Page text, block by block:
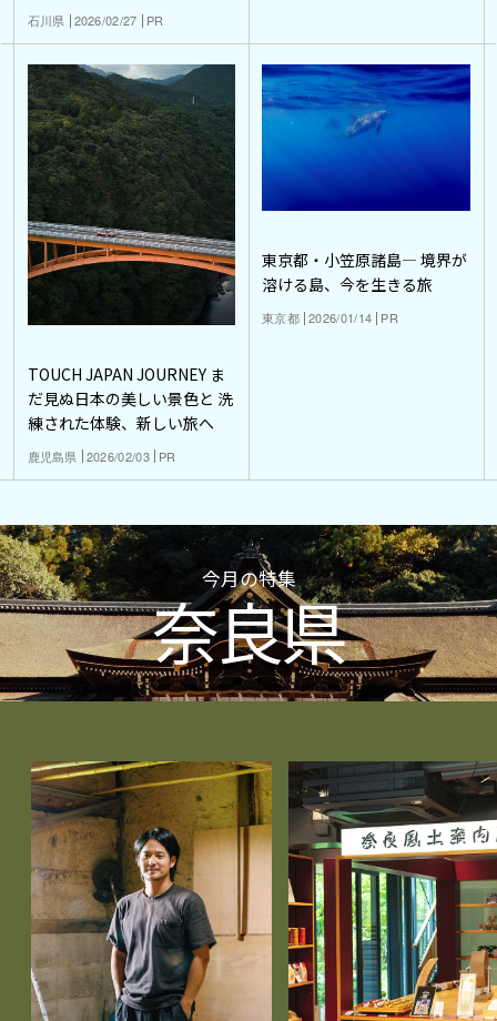
石川県 2026/02/27 PR
TOUCH JAPAN JOURNEY ま
だ見ぬ日本の美しい景色と 洗
練された体験、新しい旅へ
鹿児島県 2026/02/03 PR
東京都・小笠原諸島― 境界が
溶ける島、今を生きる旅
東京都 2026/01/14 PR
今月の特集
奈良県